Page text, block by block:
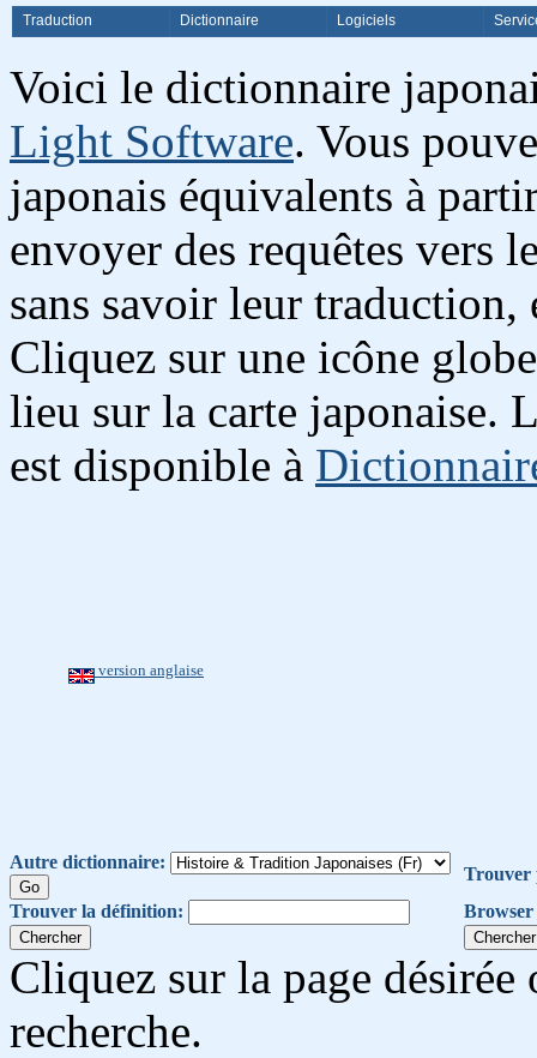
Traduction Dictionnaire Logiciels
Voici le dictionnaire
Light Software. Vous
japonais équivalents à
envoyer des requêtes vers
sans savoir leur
Cliquez sur une icône
lieu sur la carte japonaise.
est disponible à
version anglaise
Autre dictionnaire:
Trouver
Trouver la définition:
Cliquez sur la page
recherche.